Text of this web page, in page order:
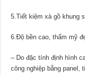
5.Tiết kiệm xà gồ khung
6.Độ bền cao, thẩm mỹ
– Do đặc tính định hình
công nghiệp bằng